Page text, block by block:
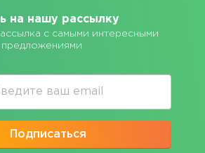
на нашу рассылку
с самыми интересными
предложениями
Подписаться